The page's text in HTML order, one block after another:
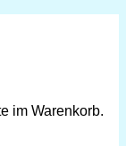
im Warenkorb.